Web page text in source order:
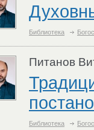
Библиотека
Питанов
Библиотека